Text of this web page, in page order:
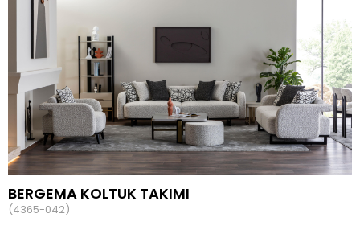
BERGEMA KOLTUK TAKIMI
(4365-042)